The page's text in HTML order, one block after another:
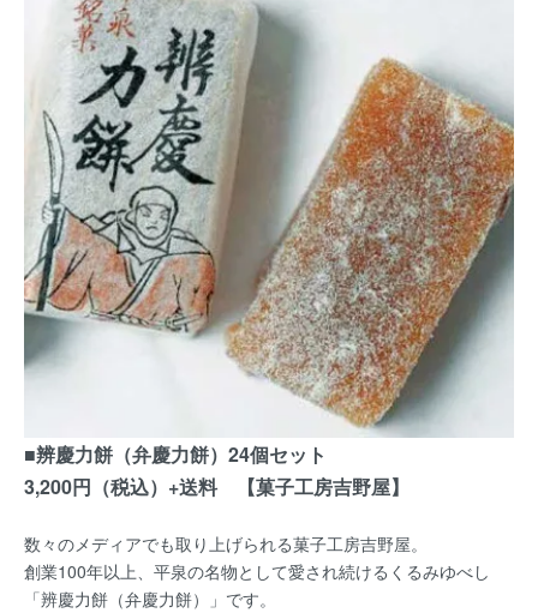
■辨慶力餅（弁慶力餅）24個セット
3,200円（税込）+送料 【菓子工房吉野屋】
数々のメディアでも取り上げられる菓子工房吉野屋。
創業100年以上、平泉の名物として愛され続けるくるみゆべし
「辨慶力餅（弁慶力餅）」です。